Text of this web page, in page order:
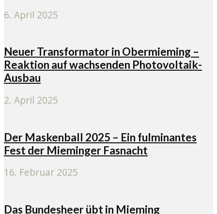
6. April 2025
Neuer Transformator in Obermieming –
Reaktion auf wachsenden Photovoltaik-
Ausbau
2. April 2025
Der Maskenball 2025 – Ein fulminantes
Fest der Mieminger Fasnacht
16. Februar 2025
Das Bundesheer übt in Mieming